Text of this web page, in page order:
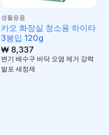
생활용품
카오 화장실 청소용 하이타
3봉입 120g
₩8,337
변기 배수구 바닥 오염 제거 강력
발포 세정제